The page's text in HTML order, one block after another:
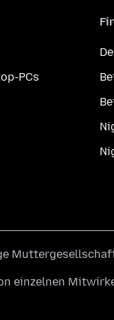
PCs
einzelnen